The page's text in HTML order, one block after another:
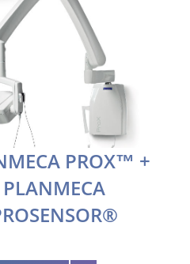
PROX™ +
PLANMECA